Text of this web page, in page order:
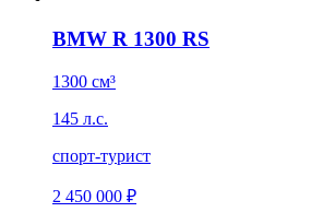
BMW R 1300 RS
1300 см³
145 л.с.
спорт-турист
2 450 000 ₽